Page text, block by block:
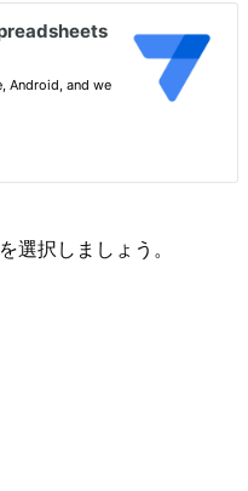
を選択しましょう。